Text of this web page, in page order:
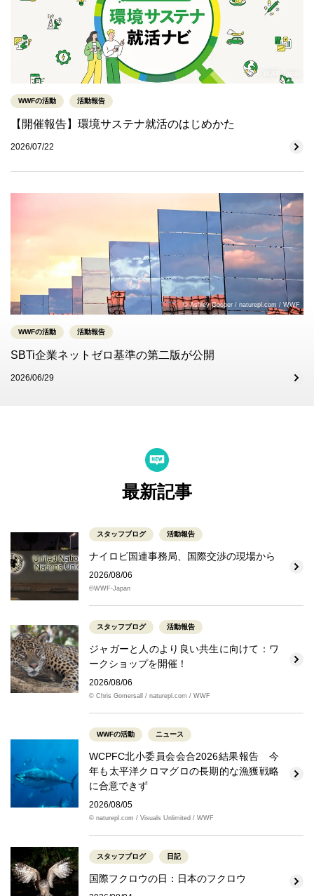
© WWF-Japan
WWFの活動 活動報告
【開催報告】環境サステナ就活のはじめかた
2026/07/22
© Ashley Cooper / naturepl.com / WWF
WWFの活動 活動報告
SBTi企業ネットゼロ基準の第二版が公開
2026/06/29
最新記事
スタッフブログ 活動報告
ナイロビ国連事務局、国際交渉の現場から
2026/08/06
©WWF-Japan
スタッフブログ 活動報告
ジャガーと人のより良い共生に向けて：ワ
ークショップを開催！
2026/08/06
© Chris Gomersall / naturepl.com / WWF
WWFの活動 ニュース
WCPFC北小委員会会合2026結果報告 今
年も太平洋クロマグロの長期的な漁獲戦略
に合意できず
2026/08/05
© naturepl.com / Visuals Unlimited / WWF
スタッフブログ 日記
国際フクロウの日：日本のフクロウ